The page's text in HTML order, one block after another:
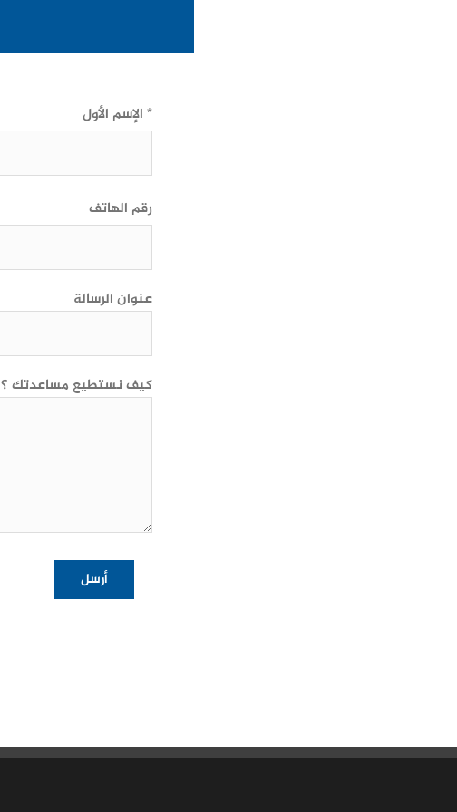
الإسم الأول *
رقم الهاتف
عنوان الرسالة
كيف نستطيع مساعدتك ؟